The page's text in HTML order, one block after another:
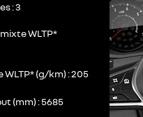
3
WLTP*
WLTP* (g/km) 205
(mm) 5685